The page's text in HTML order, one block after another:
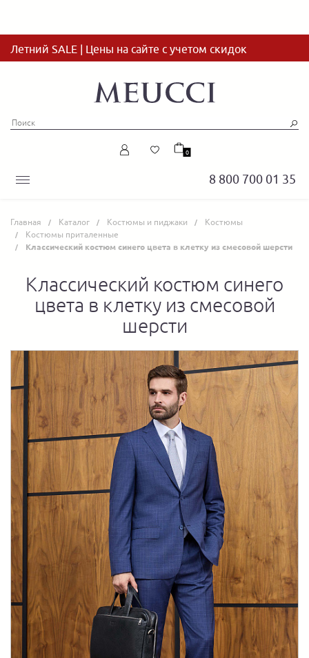
Летний SALE | Цены на сайте с учетом скидок
8 800 700 01 35
0
Главная Каталог Костюмы и пиджаки
Костюмы
Костюмы приталенные
Классический костюм синего цвета в клетку из смесовой шерсти
Классический костюм синего
цвета в клетку из смесовой
шерсти